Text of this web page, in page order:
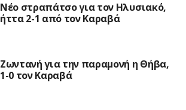
Νέο στραπάτσο για τον Ηλυσιακό,
ήττα 2-1 από τον Καραβά
Ζωντανή για την παραμονή η Θήβα,
1-0 τον Καραβά